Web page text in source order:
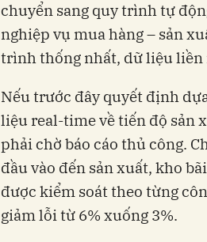
chuyển sang quy trình tự
nghiệp vụ mua hàng – sản
trình thống nhất, dữ liệu liền
Nếu trước đây quyết định
liệu real-time về tiến độ sản
phải chờ báo cáo thủ công.
đầu vào đến sản xuất, kho
được kiểm soát theo từng
giảm lỗi từ 6% xuống 3%.